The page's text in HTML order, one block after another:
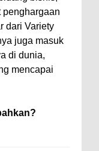
penghargaan
dari Variety
juga masuk
di dunia,
mencapai